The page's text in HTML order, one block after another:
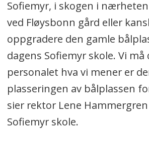
ambassadør, grillhytte/
bordtennisbord.
3. Langhus skole har fått
kroner til ambassadør,
av skolegård og utstyr.
4. Ski videregående
130.000 kroner til
Sofiemyr, i skogen i
ved Fløysbonn gård eller
oppgradere den gamle
dagens Sofiemyr skole. Vi
personalet hva vi mener er
plasseringen av bålplassen
sier rektor Lene
Sofiemyr skole.